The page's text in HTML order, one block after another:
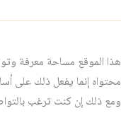
هذا الموقع مساحة معرفة
محتواه إنما يفعل ذلك على
ومع ذلك إن كنت ترغب